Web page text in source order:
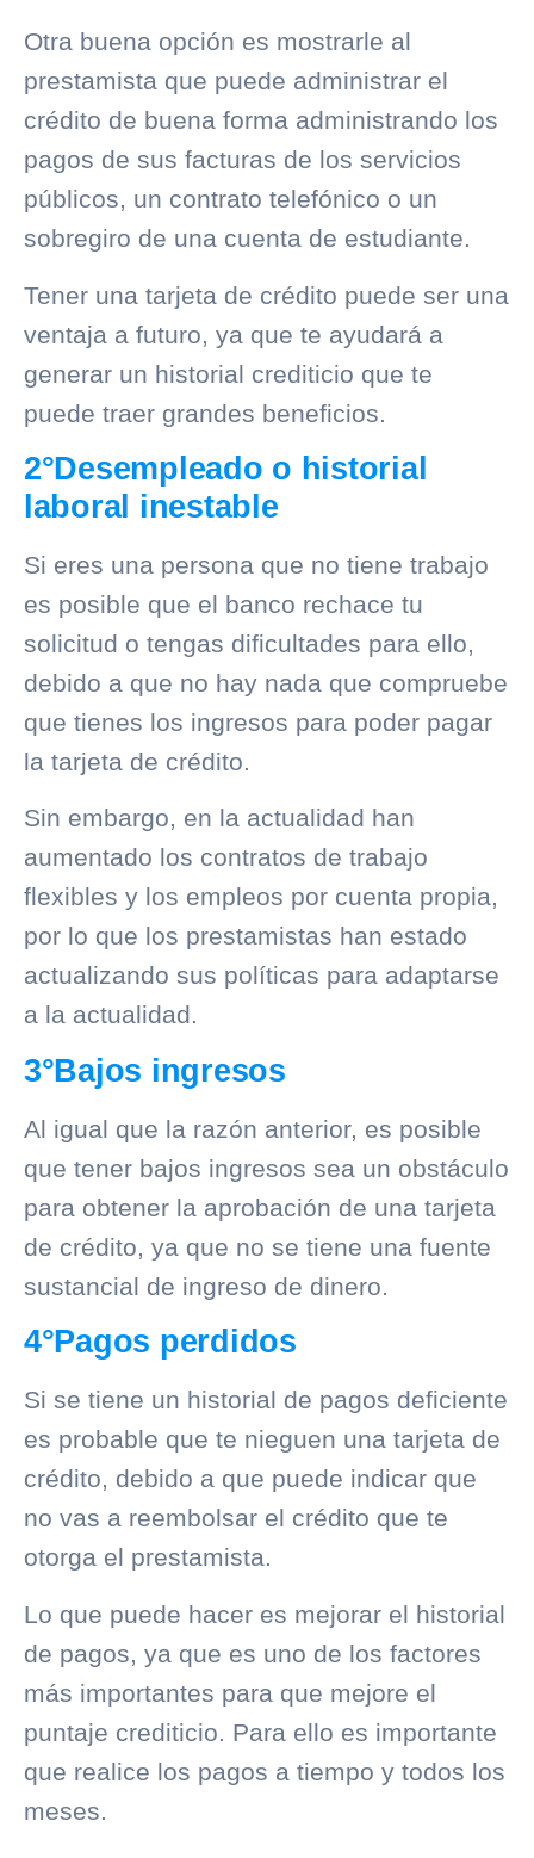
Otra buena opción es mostrarle al
prestamista que puede administrar el
crédito de buena forma administrando los
pagos de sus facturas de los servicios
públicos, un contrato telefónico o un
sobregiro de una cuenta de estudiante.
Tener una tarjeta de crédito puede ser una
ventaja a futuro, ya que te ayudará a
generar un historial crediticio que te
puede traer grandes beneficios.
2°Desempleado o historial
laboral inestable
Si eres una persona que no tiene trabajo
es posible que el banco rechace tu
solicitud o tengas dificultades para ello,
debido a que no hay nada que compruebe
que tienes los ingresos para poder pagar
la tarjeta de crédito.
Sin embargo, en la actualidad han
aumentado los contratos de trabajo
flexibles y los empleos por cuenta propia,
por lo que los prestamistas han estado
actualizando sus políticas para adaptarse
a la actualidad.
3°Bajos ingresos
Al igual que la razón anterior, es posible
que tener bajos ingresos sea un obstáculo
para obtener la aprobación de una tarjeta
de crédito, ya que no se tiene una fuente
sustancial de ingreso de dinero.
4°Pagos perdidos
Si se tiene un historial de pagos deficiente
es probable que te nieguen una tarjeta de
crédito, debido a que puede indicar que
no vas a reembolsar el crédito que te
otorga el prestamista.
Lo que puede hacer es mejorar el historial
de pagos, ya que es uno de los factores
más importantes para que mejore el
puntaje crediticio. Para ello es importante
que realice los pagos a tiempo y todos los
meses.